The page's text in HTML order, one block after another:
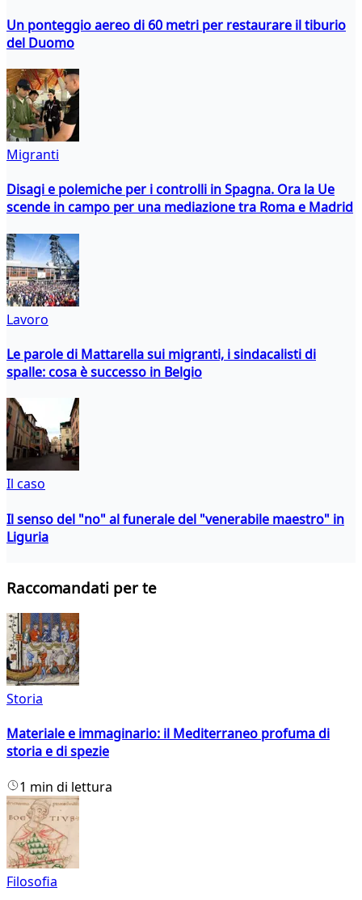
Un ponteggio aereo di 60 metri per restaurare il tiburio
del Duomo
Migranti
Disagi e polemiche per i controlli in Spagna. Ora la Ue
scende in campo per una mediazione tra Roma e Madrid
Lavoro
Le parole di Mattarella sui migranti, i sindacalisti di
spalle: cosa è successo in Belgio
Il caso
Il senso del "no" al funerale del "venerabile maestro" in
Liguria
Raccomandati per te
Storia
Materiale e immaginario: il Mediterraneo profuma di
storia e di spezie
1 min di lettura
Filosofia